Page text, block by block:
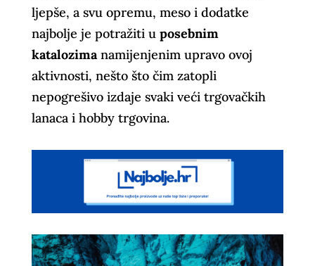
ljepše, a svu opremu, meso i dodatke
najbolje je potražiti u posebnim
katalozimanamijenjenim upravo ovoj
aktivnosti, nešto što čim zatopli
nepogrešivo izdaje svaki veći trgovačkih
lanaca i hobby trgovina.